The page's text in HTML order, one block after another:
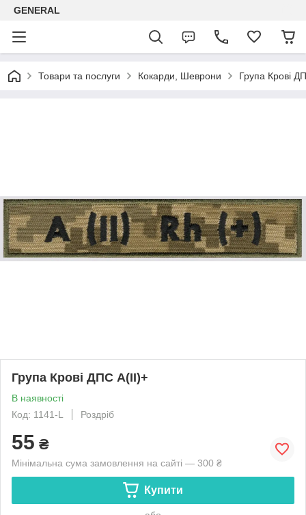
GENERAL
Товари та послуги Кокарди, Шеврони Група Крові
Група Крові ДПС A(II)+
В наявності
Код: 1141-L
Роздріб
55 ₴
Мінімальна сума замовлення на сайті — 300 ₴
Купити